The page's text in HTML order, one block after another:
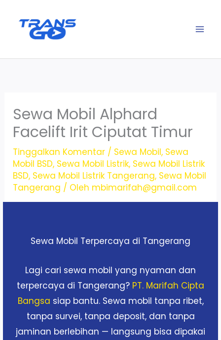
Sewa Mobil Alphard
Facelift Irit Ciputat Timur
Tinggalkan Komentar / Sewa Mobil, Sewa
Mobil BSD, Sewa Mobil Listrik, Sewa Mobil Listrik
BSD, Sewa Mobil Listrik Tangerang, Sewa Mobil
Tangerang / Oleh mbimarifah@gmail.com
Sewa Mobil Terpercaya di Tangerang
Lagi cari sewa mobil yang nyaman dan
terpercaya di Tangerang? PT. Marifah Cipta
Bangsa siap bantu. Sewa mobil tanpa ribet,
tanpa survei, tanpa deposit, dan tanpa
jaminan berlebihan — langsung bisa dipakai